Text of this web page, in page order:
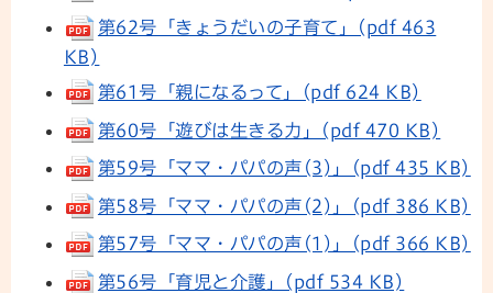
第62号「きょうだいの子育て」(pdf 463
KB)
第61号「親になるって」(pdf 624 KB)
第60号「遊びは生きる力」(pdf 470 KB)
第59号「ママ・パパの声(3)」(pdf 435 KB)
第58号「ママ・パパの声(2)」(pdf 386 KB)
第57号「ママ・パパの声(1)」(pdf 366 KB)
第56号「育児と介護」(pdf 534 KB)